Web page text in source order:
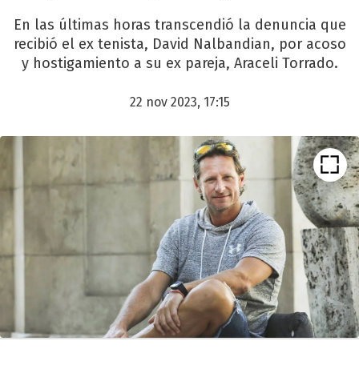
En las últimas horas transcendió la denuncia que
recibió el ex tenista, David Nalbandian, por acoso
y hostigamiento a su ex pareja, Araceli Torrado.
22 nov 2023, 17:15